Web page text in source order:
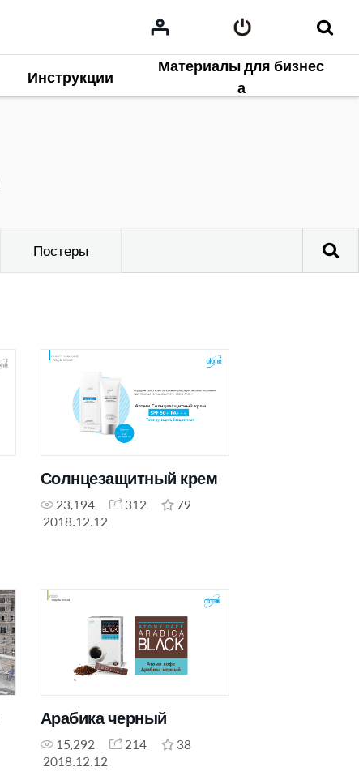
Инструкции
Материалы для бизнес
а
Постеры
Солнцезащитный крем
23,194 312
79
2018.12.12
Арабика черный
15,292 214
38
2018.12.12